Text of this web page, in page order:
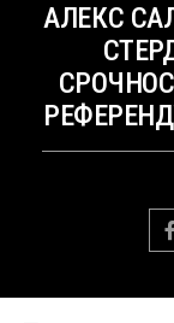
АЛЕКС